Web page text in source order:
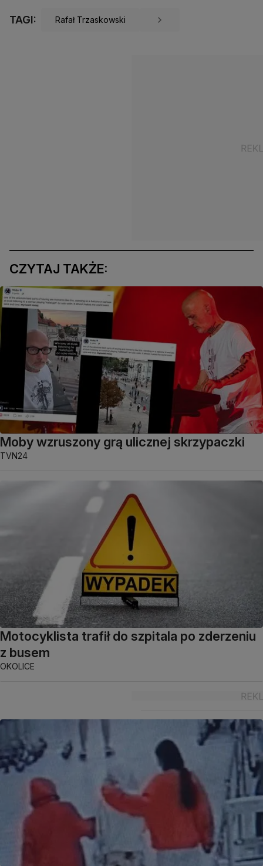
TAGI: Rafał Trzaskowski
CZYTAJ TAKŻE:
Moby wzruszony grą ulicznej skrzypaczki
TVN24
Motocyklista trafił do szpitala po zderzeniu
z busem
OKOLICE